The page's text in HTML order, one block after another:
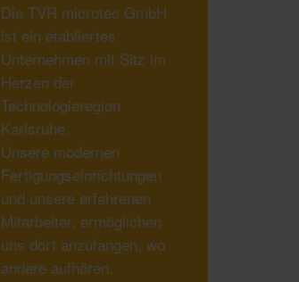
Die TVR microtec GmbH
ist ein etabliertes
Unternehmen mit Sitz im
Herzen der
Technologieregion
Karlsruhe.
Unsere modernen
Fertigungseinrichtungen
und unsere erfahrenen
Mitarbeiter, ermöglichen
uns dort anzufangen, wo
andere aufhören.